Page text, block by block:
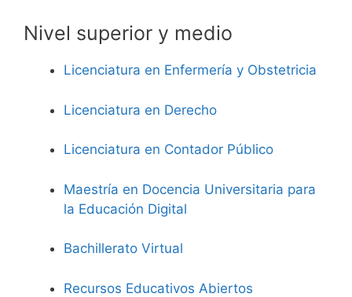
Nivel superior y medio
Licenciatura en Enfermería y Obstetricia
Licenciatura en Derecho
Licenciatura en Contador Público
Maestría en Docencia Universitaria para
la Educación Digital
Bachillerato Virtual
Recursos Educativos Abiertos